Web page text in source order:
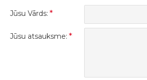
Jūsu Vārds:
Jūsu atsauksme: